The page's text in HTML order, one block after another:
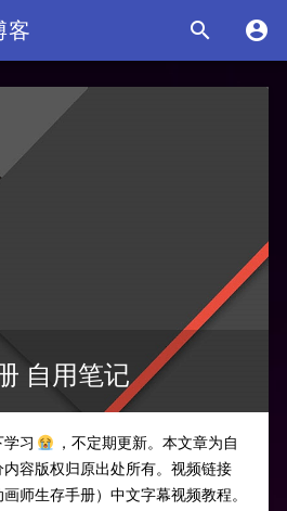
客  
自用笔记
习 😭 ，不定期更新。本文章为自
容版权归原出处所有。视频链接
师生存手册）中文字幕视频教程。